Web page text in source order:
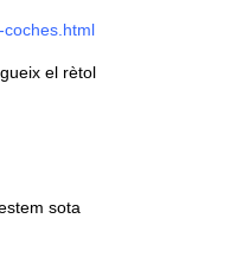
el rètol
sota